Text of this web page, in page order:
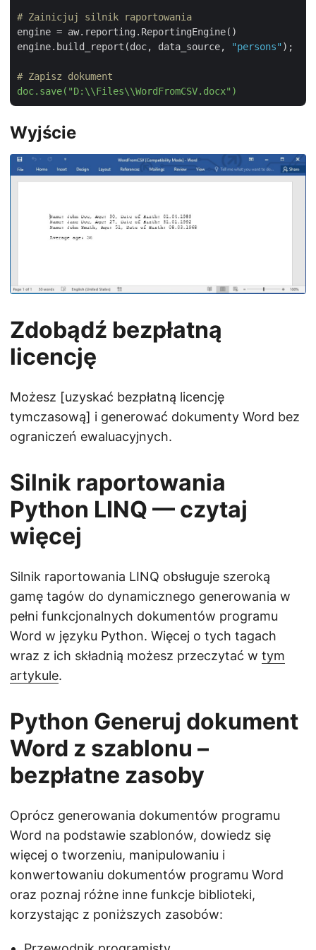
# Zainicjuj silnik raportowania
engine = aw.reporting.ReportingEngine()
engine.build_report(doc, data_source,
"persons" );
# Zapisz dokument
doc.save("D:\\Files\\WordFromCSV.docx")
Wyjście
Zdobądź bezpłatną
licencję
Możesz [uzyskać bezpłatną licencję
tymczasową] i generować dokumenty Word bez
ograniczeń ewaluacyjnych.
Silnik raportowania
Python LINQ — czytaj
więcej
Silnik raportowania LINQ obsługuje szeroką
gamę tagów do dynamicznego generowania w
pełni funkcjonalnych dokumentów programu
Word w języku Python. Więcej o tych tagach
wraz z ich składnią możesz przeczytać w tym
artykule.
Python Generuj dokument
Word z szablonu –
bezpłatne zasoby
Oprócz generowania dokumentów programu
Word na podstawie szablonów, dowiedz się
więcej o tworzeniu, manipulowaniu i
konwertowaniu dokumentów programu Word
oraz poznaj różne inne funkcje biblioteki,
korzystając z poniższych zasobów: